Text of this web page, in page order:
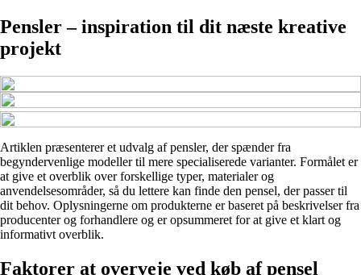
Pensler – inspiration til dit næste kreative
projekt
Artiklen præsenterer et udvalg af pensler, der spænder fra
begyndervenlige modeller til mere specialiserede varianter. Formålet er
at give et overblik over forskellige typer, materialer og
anvendelsesområder, så du lettere kan finde den pensel, der passer til
dit behov. Oplysningerne om produkterne er baseret på beskrivelser fra
producenter og forhandlere og er opsummeret for at give et klart og
informativt overblik.
Faktorer at overveje ved køb af pensel